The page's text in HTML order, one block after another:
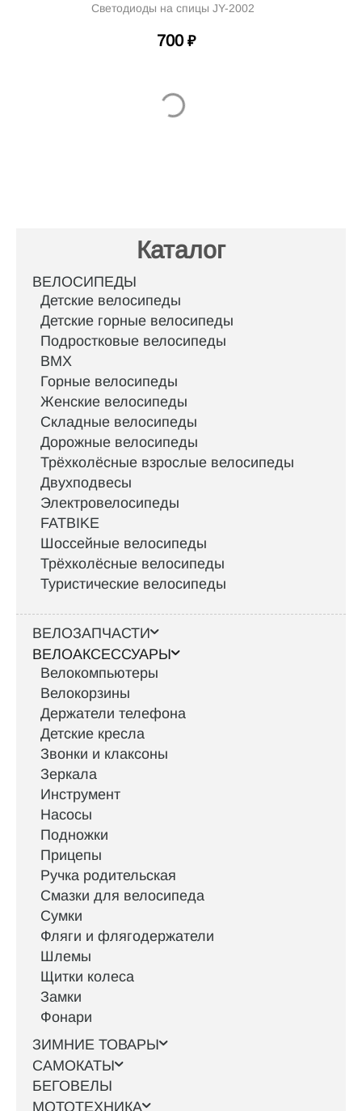
Светодиоды на спицы JY-2002
700 ₽
Каталог
ВЕЛОСИПЕДЫ
Детские велосипеды
Детские горные велосипеды
Подростковые велосипеды
BMX
Горные велосипеды
Женские велосипеды
Складные велосипеды
Дорожные велосипеды
Трёхколёсные взрослые велосипеды
Двухподвесы
Электровелосипеды
FATBIKE
Шоссейные велосипеды
Трёхколёсные велосипеды
Туристические велосипеды
ВЕЛОЗАПЧАСТИ
ВЕЛОАКСЕССУАРЫ
Велокомпьютеры
Велокорзины
Держатели телефона
Детские кресла
Звонки и клаксоны
Зеркала
Инструмент
Насосы
Подножки
Прицепы
Ручка родительская
Смазки для велосипеда
Сумки
Фляги и флягодержатели
Шлемы
Щитки колеса
Замки
Фонари
ЗИМНИЕ ТОВАРЫ
САМОКАТЫ
БЕГОВЕЛЫ
МОТОТЕХНИКА